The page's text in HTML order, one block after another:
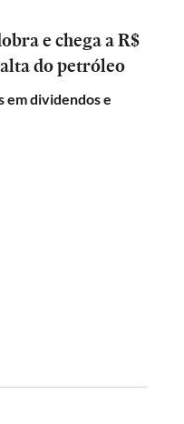
e chega a R$
do petróleo
em dividendos e